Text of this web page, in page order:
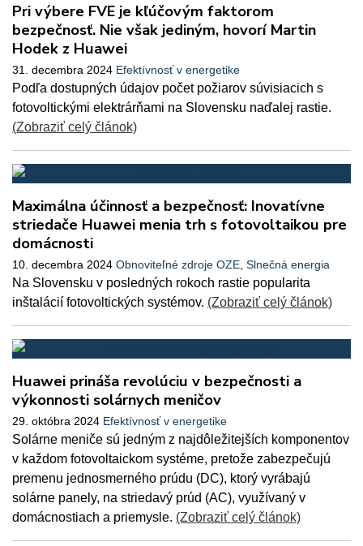
Pri výbere FVE je kľúčovým faktorom
bezpečnosť. Nie však jediným, hovorí Martin
Hodek z Huawei
31. decembra 2024 Efektívnosť v energetike
Podľa dostupných údajov počet požiarov súvisiacich s
fotovoltickými elektrárňami na Slovensku naďalej rastie.
(Zobraziť celý článok)
Maximálna účinnosť a bezpečnosť: Inovatívne
striedače Huawei menia trh s fotovoltaikou pre
domácnosti
10. decembra 2024 Obnoviteľné zdroje OZE Slnečná energia
Na Slovensku v posledných rokoch rastie popularita
inštalácií fotovoltických systémov. (Zobraziť celý článok)
Huawei prináša revolúciu v bezpečnosti a
výkonnosti solárnych meničov
29. októbra 2024 Efektívnosť v energetike
Solárne meniče sú jedným z najdôležitejších komponentov
v každom fotovoltaickom systéme, pretože zabezpečujú
premenu jednosmerného prúdu (DC), ktorý vyrábajú
solárne panely, na striedavý prúd (AC), využívaný v
domácnostiach a priemysle. (Zobraziť celý článok)